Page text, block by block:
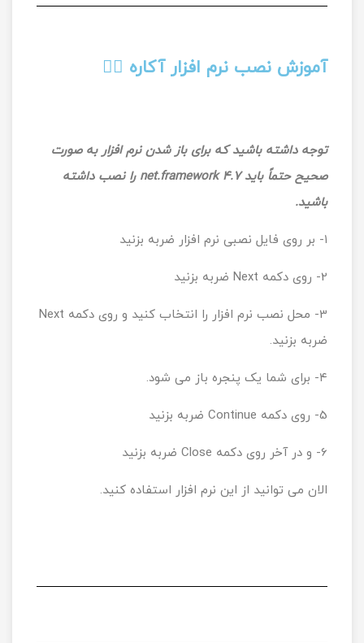
آموزش نصب نرم افزار آکاره 👇🏻
توجه داشته باشید که برای باز شدن نرم افزار به صورت
صحیح حتماً باید net.framework 4.7 را نصب داشته
باشید.
۱- بر روی فایل نصبی نرم افزار ضربه بزنید
2- روی دکمه Next ضربه بزنید
3- محل نصب نرم افزار را انتخاب کنید و روی دکمه Next
ضربه بزنید.
۴- برای شما یک پنجره باز می شود.
5- روی دکمه Continue ضربه بزنید
6- و در آخر روی دکمه Close ضربه بزنید
الان می توانید از این نرم افزار استفاده کنید.